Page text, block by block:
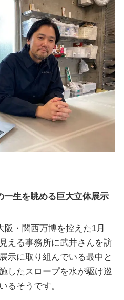
一生を眺める巨大立体展示
阪・関西万博を控えた1月
える事務所に武井さんを訪
示に取り組んでいる最中と
したスロープを水が駆け巡
るそうです。